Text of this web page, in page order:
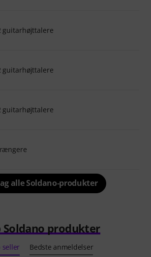
guitarhøjttalere
guitarhøjttalere
guitarhøjttalere
alle Soldano-produkter
Soldano produkter
seller Bedste anmeldelser